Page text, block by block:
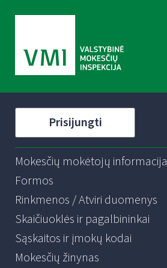
Prisijungti
Mokesčių mokėtojų informacija
Formos
Rinkmenos / Atviri duomenys
Skaičiuoklės ir pagalbininkai
Sąskaitos ir įmokų kodai
Mokesčių žinynas